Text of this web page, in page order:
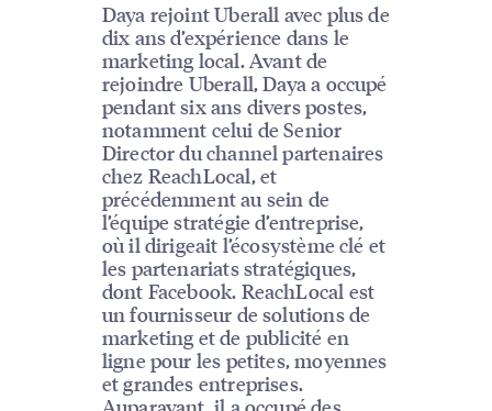
Daya rejoint Uberall avec plus de
dix ans d’expérience dans le
marketing local. Avant de
rejoindre Uberall, Daya a occupé
pendant six ans divers postes,
notamment celui de Senior
Director du channel partenaires
chez ReachLocal, et
précédemment au sein de
l’équipe stratégie d’entreprise,
où il dirigeait l’écosystème clé et
les partenariats stratégiques,
dont Facebook. ReachLocal est
un fournisseur de solutions de
marketing et de publicité en
ligne pour les petites, moyennes
et grandes entreprises.